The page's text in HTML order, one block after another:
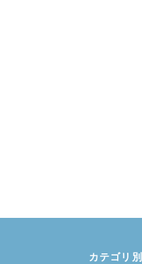
カテゴリ別